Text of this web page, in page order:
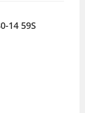
14 59S